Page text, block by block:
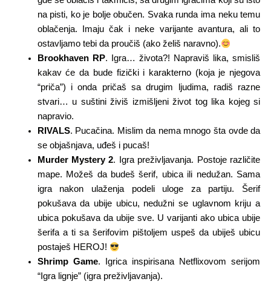
na pisti, ko je bolje obučen. Svaka runda ima neku temu
oblačenja. Imaju čak i neke varijante avantura, ali to
ostavljamo tebi da proučiš (ako želiš naravno).
Brookhaven RP. Igra… života?! Napraviš lika, smisliš
kakav će da bude fizički i karakterno (koja je njegova
“priča”) i onda pričaš sa drugim ljudima, radiš razne
stvari… u suštini živiš izmišljeni život tog lika kojeg si
napravio.
RIVALS. Pucačina. Mislim da nema mnogo šta ovde da
se objašnjava, uđeš i pucaš!
Murder Mystery 2. Igra preživljavanja. Postoje različite
mape. Možeš da budeš šerif, ubica ili nedužan. Sama
igra nakon ulaženja podeli uloge za partiju. Šerif
pokušava da ubije ubicu, nedužni se uglavnom kriju a
ubica pokušava da ubije sve. U varijanti ako ubica ubije
šerifa a ti sa šerifovim pištoljem uspeš da ubiješ ubicu
postaješ HEROJ!
Shrimp Game. Igrica inspirisana Netflixovom serijom
“Igra lignje” (igra preživljavanja).